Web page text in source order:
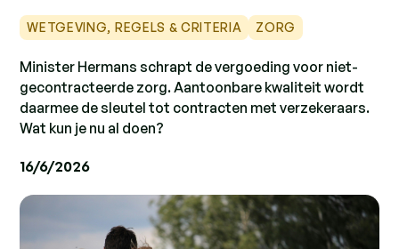
WETGEVING, REGELS & CRITERIA ZORG
Minister Hermans schrapt de vergoeding voor niet-
gecontracteerde zorg. Aantoonbare kwaliteit wordt
daarmee de sleutel tot contracten met verzekeraars.
Wat kun je nu al doen?
16/6/2026